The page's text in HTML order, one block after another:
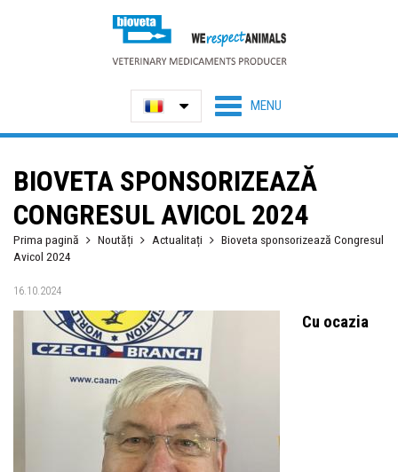
BIOVETA SPONSORIZEAZĂ
CONGRESUL AVICOL 2024
Prima pagină Noutăți Actualitați
Bioveta sponsorizează Congresul
Avicol 2024
16.10.2024
Cu ocazia